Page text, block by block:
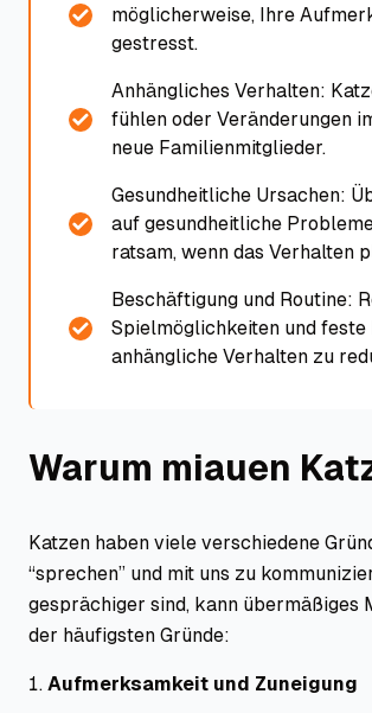
möglicherweise, Ihre
gestresst.
Anhängliches Verhalten:
fühlen oder Veränderungen
neue Familienmitglieder.
Gesundheitliche Ursachen:
auf gesundheitliche
ratsam, wenn das Verhalten
Beschäftigung und Routine:
Spielmöglichkeiten und feste
anhängliche Verhalten zu
Warum miauen
Katzen haben viele verschiedene
“sprechen” und mit uns zu
gesprächiger sind, kann übermäßiges
der häufigsten Gründe:
Aufmerksamkeit und Zuneigung